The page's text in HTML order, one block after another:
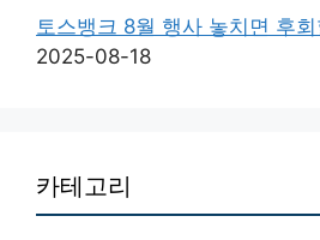
토스뱅크 8월 행사 놓치면 후
2025-08-18
카테고리